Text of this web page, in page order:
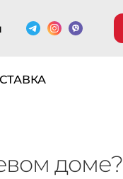
доме?